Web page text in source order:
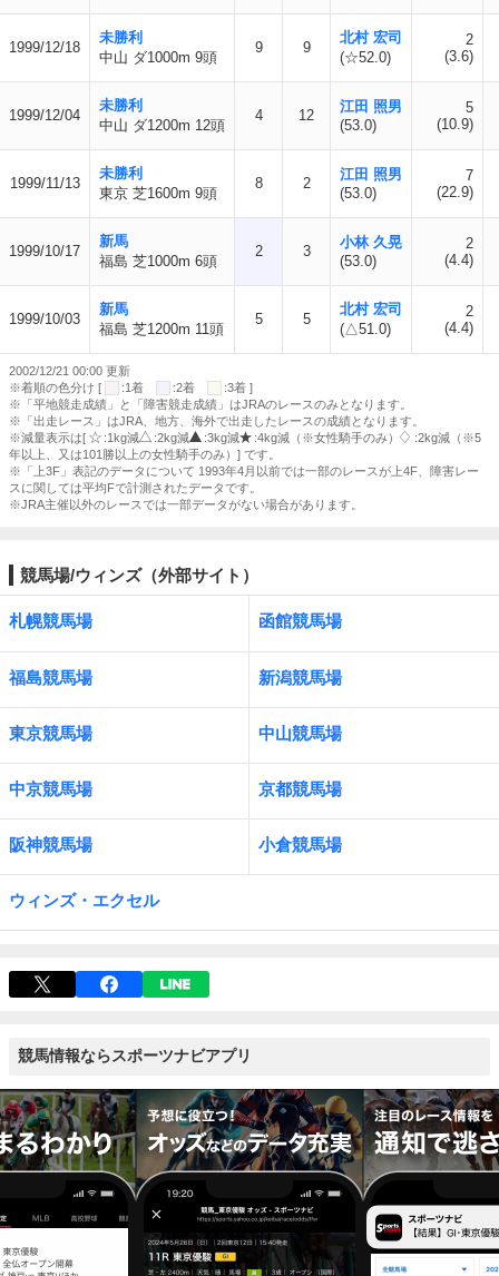
1999/12/18
未勝利
中山 ダ1000m 9頭
9 9
北村 宏司
(☆52.0)
2
(3.6)
1999/12/04
未勝利
中山 ダ1200m 12頭
4 12
江田 照男
(53.0)
5
(10.9)
1999/11/13
未勝利
東京 芝1600m 9頭
8 2
江田 照男
(53.0)
7
(22.9)
1999/10/17
新馬
福島 芝1000m 6頭
2 3
小林 久晃
(53.0)
2
(4.4)
1999/10/03
新馬
福島 芝1200m 11頭
5 5
北村 宏司
(△51.0)
2
(4.4)
2002/12/21 00:00 更新
※着順の色分け [
:1着 :2着
:3着 ]
※「平地競走成績」と「障害競走成績」はJRAのレースのみとなります。
※「出走レース」はJRA、地方、海外で出走したレースの成績となります。
※減量表示は[
:1kg減 :2kg減 :3kg減 :4kg減（※女性騎手のみ）
:2kg減（※5
年以上、又は101勝以上の女性騎手のみ）] です。
※「上3F」表記のデータについて 1993年4月以前では一部のレースが上4F、障害レー
スに関しては平均Fで計測されたデータです。
※JRA主催以外のレースでは一部データがない場合があります。
競馬場/ウィンズ（外部サイト）
札幌競馬場 函館競馬場
福島競馬場 新潟競馬場
東京競馬場 中山競馬場
中京競馬場 京都競馬場
阪神競馬場 小倉競馬場
ウィンズ・エクセル
競馬情報ならスポーツナビアプリ